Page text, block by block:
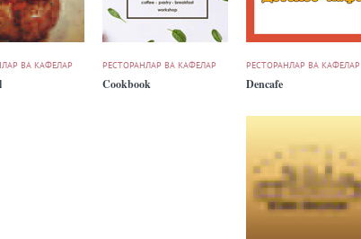
ВА КАФЕЛАР РЕСТОРАНЛАР ВА КАФЕЛАР
Cookbook
РЕСТОРАНЛАР ВА КАФЕЛАР
Dencafe